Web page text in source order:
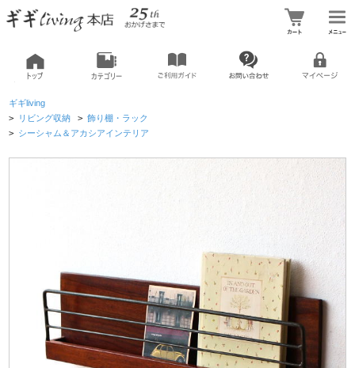
ギギliving
> リビング収納 > 飾り棚・ラック
> シーシャム＆アカシアインテリア